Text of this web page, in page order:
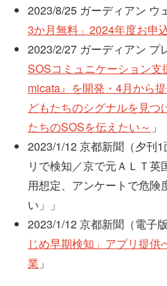
2023/8/25 ガーディアン ウ
3か月無料」2024年度お申
2023/2/27 ガーディアン プ
SOSコミュニケーション
micata』を開発・4月から
どもたちのシグナルを見つ
たちのSOSを伝えたい～ 」
2023/1/12 京都新聞（夕刊
リで検知／京で元ＡＬＴ
用想定、アンケートで危険
い」」
2023/1/12 京都新聞（電子
じめ早期検知」アプリ提
業 」